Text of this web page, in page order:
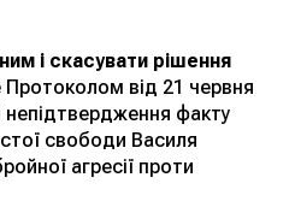
і скасувати рішення
від 21 червня
непідтвердження факту
свободи Василя
агресії проти